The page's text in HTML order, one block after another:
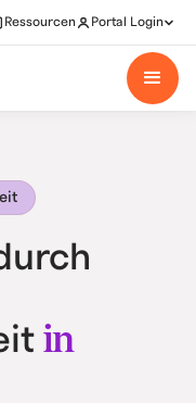
Ressourcen Portal Login
in